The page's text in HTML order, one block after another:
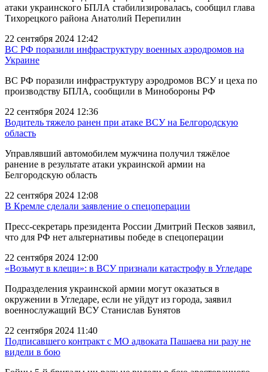
атаки украинского БПЛА стабилизировалась, сообщил глава
Тихорецкого района Анатолий Перепилин
22 сентября 2024 12:42
ВС РФ поразили инфраструктуру военных аэродромов на
Украине
ВС РФ поразили инфраструктуру аэродромов ВСУ и цеха по
производству БПЛА, сообщили в Минобороны РФ
22 сентября 2024 12:36
Водитель тяжело ранен при атаке ВСУ на Белгородскую
область
Управлявший автомобилем мужчина получил тяжёлое
ранение в результате атаки украинской армии на
Белгородскую область
22 сентября 2024 12:08
В Кремле сделали заявление о спецоперации
Пресс-секретарь президента России Дмитрий Песков заявил,
что для РФ нет альтернативы победе в спецоперации
22 сентября 2024 12:00
«Возьмут в клещи»: в ВСУ признали катастрофу в Угледаре
Подразделения украинской армии могут оказаться в
окружении в Угледаре, если не уйдут из города, заявил
военнослужащий ВСУ Станислав Бунятов
22 сентября 2024 11:40
Подписавшего контракт с МО адвоката Пашаева ни разу не
видели в бою